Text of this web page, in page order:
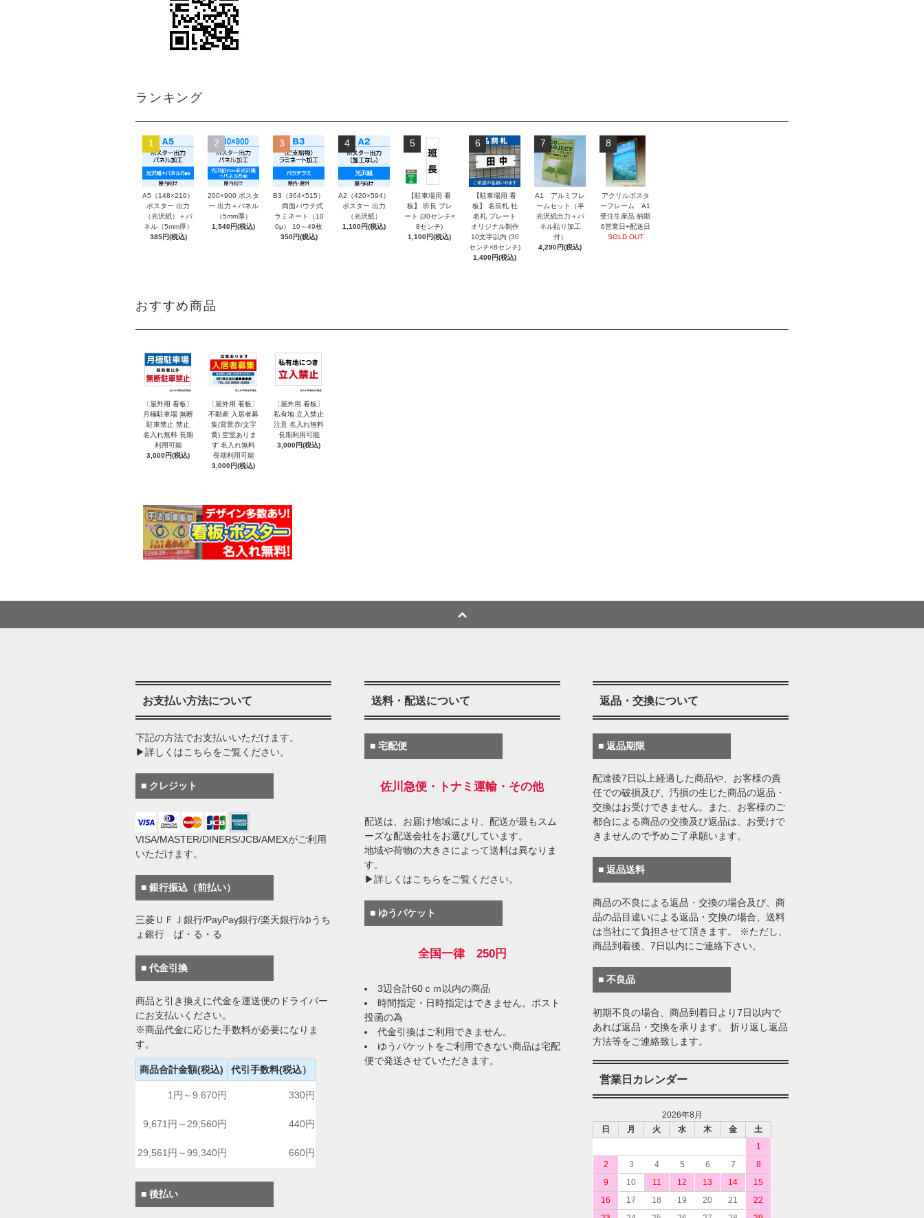
ランキング
1
A5（148×210）
ポスター 出力
（光沢紙）＋パ
ネル（5mm厚）
385円(税込)
2
200×900 ポスタ
ー 出力＋パネル
（5mm厚）
1,540円(税込)
3
B3（364×515）
両面パウチ式
ラミネート（10
0μ） 10～49枚
350円(税込)
4
A2（420×594）
ポスター 出力
（光沢紙）
1,100円(税込)
5
【駐車場用 看
板】 班長 プレ
ート (30センチ×
8センチ)
1,100円(税込)
6
【駐車場用 看
板】 名前札 社
名札 プレート
オリジナル制作
10文字以内 (30
センチ×8センチ)
1,400円(税込)
7
A1 アルミフレ
ームセット（半
光沢紙出力＋パ
ネル貼り加工
付）
4,290円(税込)
8
アクリルポスタ
ーフレーム A1
受注生産品 納期
6営業日+配送日
SOLD OUT
おすすめ商品
〔屋外用 看板〕
月極駐車場 無断
駐車禁止 禁止
名入れ無料 長期
利用可能
3,000円(税込)
〔屋外用 看板〕
不動産 入居者募
集(背景赤/文字
黄) 空室ありま
す 名入れ無料
長期利用可能
3,000円(税込)
〔屋外用 看板〕
私有地 立入禁止
注意 名入れ無料
長期利用可能
3,000円(税込)
お支払い方法について
下記の方法でお支払いいただけます。
▶詳しくはこちらをご覧ください。
■ クレジット
VISA/MASTER/DINERS/JCB/AMEXがご利用
いただけます。
■ 銀行振込（前払い）
三菱ＵＦＪ銀行/PayPay銀行/楽天銀行/ゆうち
ょ銀行 ぱ・る・る
■ 代金引換
商品と引き換えに代金を運送便のドライバー
にお支払いください。
※商品代金に応じた手数料が必要になりま
す。
商品合計金額(税込) 代引手数料(税込）
1円～9.670円 330円
9,671円～29,560円 440円
29,561円～99,340円 660円
■ 後払い
送料・配送について
■ 宅配便
佐川急便・トナミ運輸・その他
配送は、お届け地域により、配送が最もスム
ーズな配送会社をお選びしています。
地域や荷物の大きさによって送料は異なりま
す。
▶詳しくはこちらをご覧ください。
■ ゆうパケット
全国一律 250円
3辺合計60ｃｍ以内の商品
時間指定・日時指定はできません。ポスト
投函の為
代金引換はご利用できません。
ゆうパケットをご利用できない商品は宅配
便で発送させていただきます。
返品・交換について
■ 返品期限
配達後7日以上経過した商品や、お客様の責
任での破損及び、汚損の生じた商品の返品・
交換はお受けできません。また、お客様のご
都合による商品の交換及び返品は、お受けで
きませんので予めご了承願います。
■ 返品送料
商品の不良による返品・交換の場合及び、商
品の品目違いによる返品・交換の場合、送料
は当社にて負担させて頂きます。 ※ただし、
商品到着後、7日以内にご連絡下さい。
■ 不良品
初期不良の場合、商品到着日より7日以内で
あれば返品・交換を承ります。 折り返し返品
方法等をご連絡致します。
営業日カレンダー
2026年8月
日
月 火 水 木 金
土
1
2
3 4 5 6 7
8
9
10 11 12 13 14
15
16
17 18 19 20 21
22